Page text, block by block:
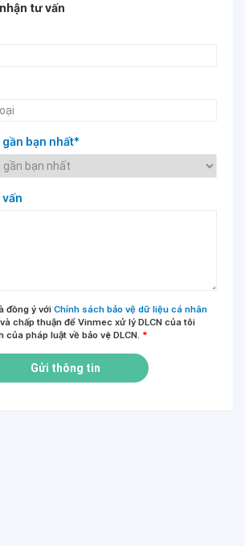
tư vấn
bạn nhất*
đồng ý với Chính sách bảo vệ dữ liệu cá nhân
và chấp thuận để Vinmec xử lý DLCN của tôi
của pháp luật về bảo vệ DLCN. *
Gửi thông tin